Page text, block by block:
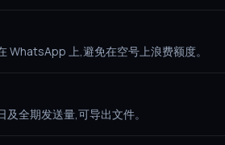
WhatsApp 上,避免在空号上浪费额度。
全期发送量,可导出文件。